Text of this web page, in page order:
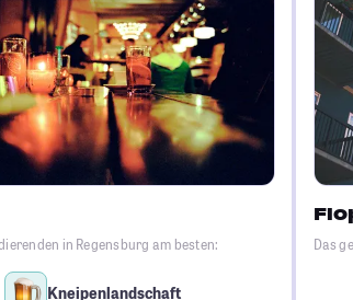
in Regensburg am besten:
Kneipenlandschaft
Das